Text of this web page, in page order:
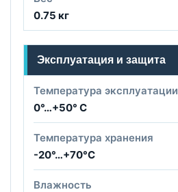
0.75 кг
Эксплуатация и защита
Температура эксплуатации
0°…+50° С
Температура хранения
-20°…+70°С
Влажность